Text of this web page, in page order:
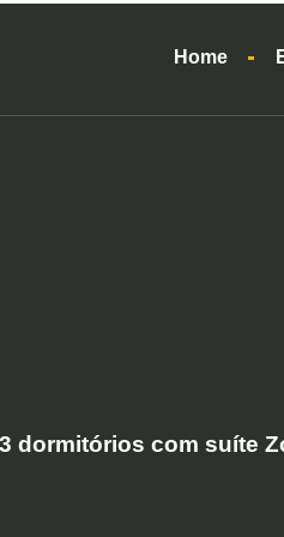
Home
dormitórios com suíte